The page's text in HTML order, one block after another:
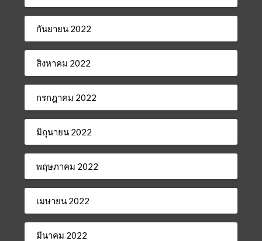
กันยายน 2022
สิงหาคม 2022
กรกฎาคม 2022
มิถุนายน 2022
พฤษภาคม 2022
เมษายน 2022
มีนาคม 2022